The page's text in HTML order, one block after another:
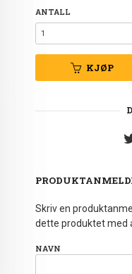
ANTALL
KJØP
Skriv en
dette produktet med
NAVN